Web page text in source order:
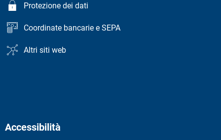
Protezione dei dati
Coordinate bancarie e SEPA
Altri siti web
Accessibilità